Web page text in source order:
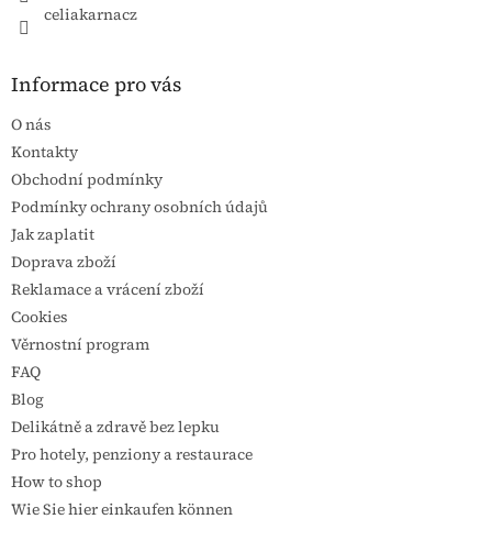
celiakarnacz
Informace pro vás
O nás
Kontakty
Obchodní podmínky
Podmínky ochrany osobních údajů
Jak zaplatit
Doprava zboží
Reklamace a vrácení zboží
Cookies
Věrnostní program
FAQ
Blog
Delikátně a zdravě bez lepku
Pro hotely, penziony a restaurace
How to shop
Wie Sie hier einkaufen können